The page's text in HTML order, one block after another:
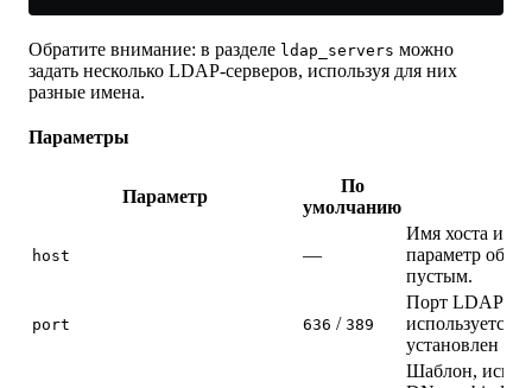
Обратите внимание: в разделе ldap_servers можно
задать несколько LDAP-серверов, используя для них
разные имена.
Параметры
Параметр
По
умолчанию
host —
Имя хоста или
параметр
пустым.
port 636 / 389
Порт LDAP-
используется
установлен в
Шаблон,